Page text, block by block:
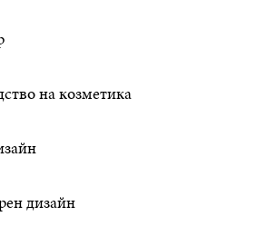
на козметика
дизайн